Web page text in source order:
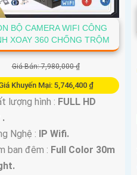
BỘ CAMERA WIFI CÔNG
XOAY 360 CHỐNG TRỘM
Giá Bán: 7,980,000 ₫
Khuyến Mại: 5,746,400 ₫
lượng hình : FULL HD
.
Nghệ : IP Wifi.
ban đêm : Full Color 30m